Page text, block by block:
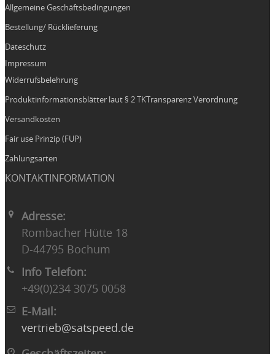
Allgemeine Geschäftsbedingungen
Bestellung/ Rücklieferung
Dateschutz
Impressum
Widerrufsbelehrung
Produktinformationsblätter laut § 2 TKTransparenz Verordnung
Versandkosten
Fair use Prinzip (FUP)
Zahlungsarten
KONTAKTINFORMATION
Adresse:
Rombacher Hütte 18
D-44795 Bochum
Info Telefon:
+49(0)234 3075 0058
E-Mail:
vertrieb@satspeed.de